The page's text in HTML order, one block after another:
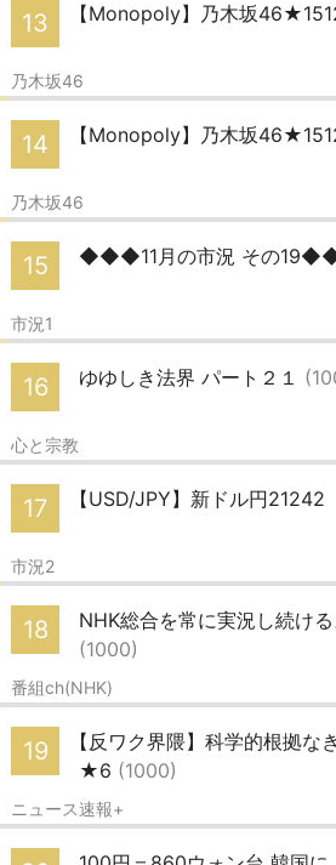
13 【Monopoly】乃木坂
乃木坂46
14 【Monopoly】乃木坂
乃木坂46
15 ◆◆◆11月の市況 その
市況1
16 ゆゆしき法界 パート２１
心と宗教
17 【USD/JPY】新ドル円21242
市況2
18
NHK総合を常に実況し続け
(1000)
番組ch(NHK)
19
【反ワク界隈】科学的根拠
★6 (1000)
ニュース速報+